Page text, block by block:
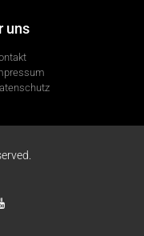
uns